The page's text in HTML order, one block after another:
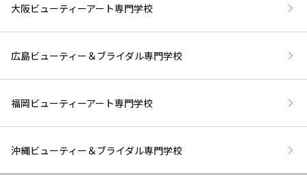
大阪ビューティーアート専門学校
広島ビューティー＆ブライダル専門学校
福岡ビューティーアート専門学校
沖縄ビューティー＆ブライダル専門学校